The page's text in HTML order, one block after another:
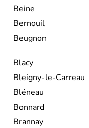
Beine
Bernouil
Beugnon
Blacy
Bleigny-le-Carreau
Bléneau
Bonnard
Brannay